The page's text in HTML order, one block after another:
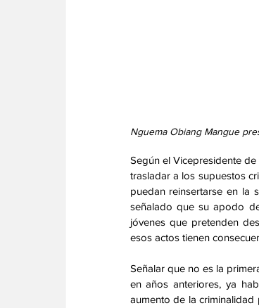
Nguema Obiang Mangue
Según el Vicepresidente
trasladar a los supuestos
puedan reinsertarse en la
señalado que su apodo
jóvenes que pretenden
esos actos tienen
Señalar que no es la
en años anteriores, ya
aumento de la